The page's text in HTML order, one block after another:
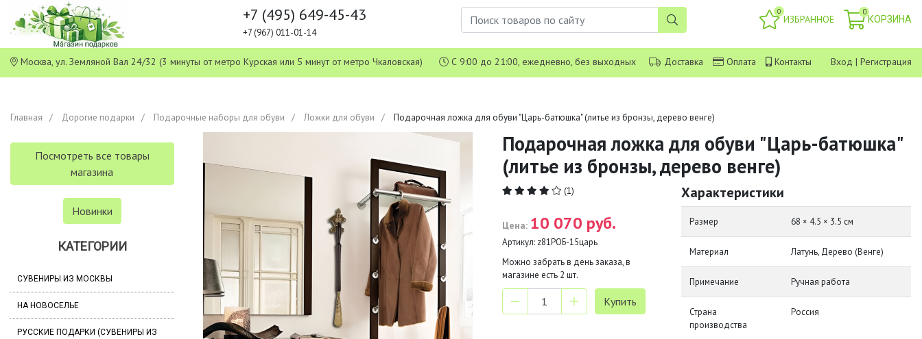
+7 (495) 649-45-43
+7 (967) 011-01-14
0
ИЗБРАННОЕ
0
КОРЗИНА
Москва, ул. Земляной Вал 24/32 (3 минуты от метро Курская или 5 минут от метро Чкаловская) С 9:00 до 21:00, ежедневно, без выходных Доставка Оплата Контакты Вход | Регистрация
Главная Дорогие подарки Подарочные наборы для обуви Ложки для обуви Подарочная ложка для обуви "Царь-батюшка" (литье из бронзы, дерево венге)
Посмотреть все товары
магазина
Новинки
КАТЕГОРИИ
СУВЕНИРЫ ИЗ МОСКВЫ
НА НОВОСЕЛЬЕ
РУССКИЕ ПОДАРКИ (СУВЕНИРЫ ИЗ
Подарочная ложка для обуви "Царь-батюшка"
(литье из бронзы, дерево венге)
(1)
Цена: 10 070 руб.
Артикул: z81РОБ-15царь
Можно забрать в день заказа, в
магазине есть 2 шт.
Характеристики
Размер 68 × 4.5 × 3.5 см
Материал Латунь, Дерево (Венге)
Примечание Ручная работа
Страна
производства
Россия